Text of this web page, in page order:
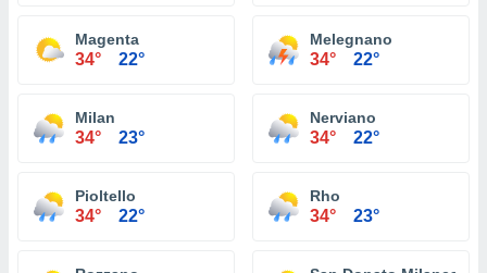
Magenta
34° 22°
Melegnano
34° 22°
Milan
34° 23°
Nerviano
34° 22°
Pioltello
34° 22°
Rho
34° 23°